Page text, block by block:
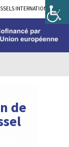
INTERNATIONAL
de